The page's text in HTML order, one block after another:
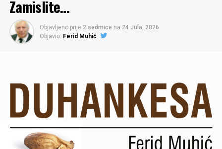
Zamislite…
Objavljeno prije 2 sedmice na 24 Jula, 2026
Objavio: Ferid Muhić